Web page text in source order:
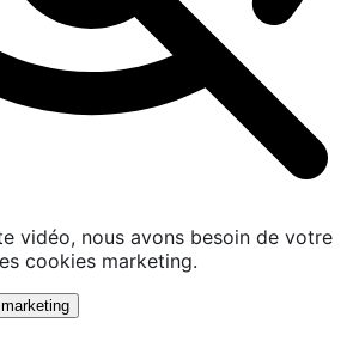
vidéo, nous avons besoin de votre
cookies marketing.